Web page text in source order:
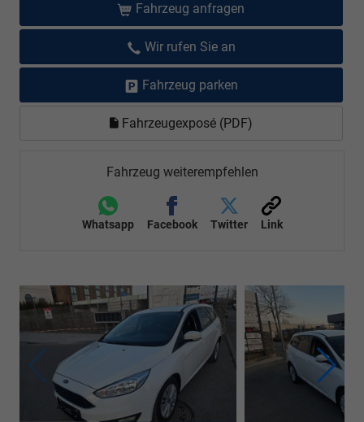
Fahrzeug anfragen
Wir rufen Sie an
Fahrzeug parken
Fahrzeugexposé (PDF)
Fahrzeug weiterempfehlen
Whatsapp Facebook Twitter Link